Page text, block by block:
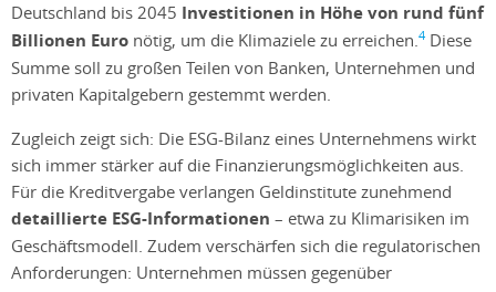
Deutschland bis 2045 Investitionen in Höhe von rund fünf
Billionen Euro nötig, um die Klimaziele zu erreichen.4 Diese
Summe soll zu großen Teilen von Banken, Unternehmen und
privaten Kapitalgebern gestemmt werden.
Zugleich zeigt sich: Die ESG-Bilanz eines Unternehmens wirkt
sich immer stärker auf die Finanzierungsmöglichkeiten aus.
Für die Kreditvergabe verlangen Geldinstitute zunehmend
detaillierte ESG-Informationen – etwa zu Klimarisiken im
Geschäftsmodell. Zudem verschärfen sich die regulatorischen
Anforderungen: Unternehmen müssen gegenüber